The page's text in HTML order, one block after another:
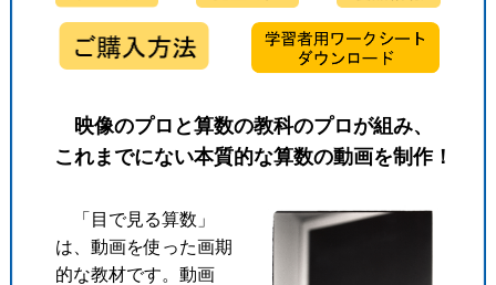
映像のプロと算数の教科のプロが組み、
これまでにない本質的な算数の動画を制作！
「目で見る算数」
は、動画を使った画期
的な教材です。動画